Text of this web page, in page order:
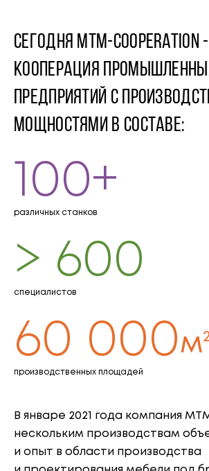
Сегодня мтм-cooperation -
кооперация
предприятий с
мощностями в составе:
100+
различных станков
> 600
специалистов
60 000м2
производственных площадей
В январе 2021 года компания
нескольким производствам
и опыт в области производства